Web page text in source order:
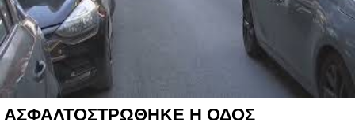
ΑΣΦΑΛΤΟΣΤΡΩΘΗΚΕ Η ΟΔΟΣ